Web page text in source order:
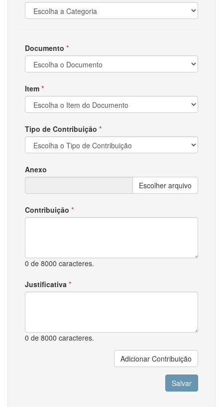
Documento *
Item *
Tipo de Contribuição *
Anexo
Escolher arquivo
Contribuição *
0 de 8000 caracteres.
Justificativa *
0 de 8000 caracteres.
Adicionar Contribuição
Salvar